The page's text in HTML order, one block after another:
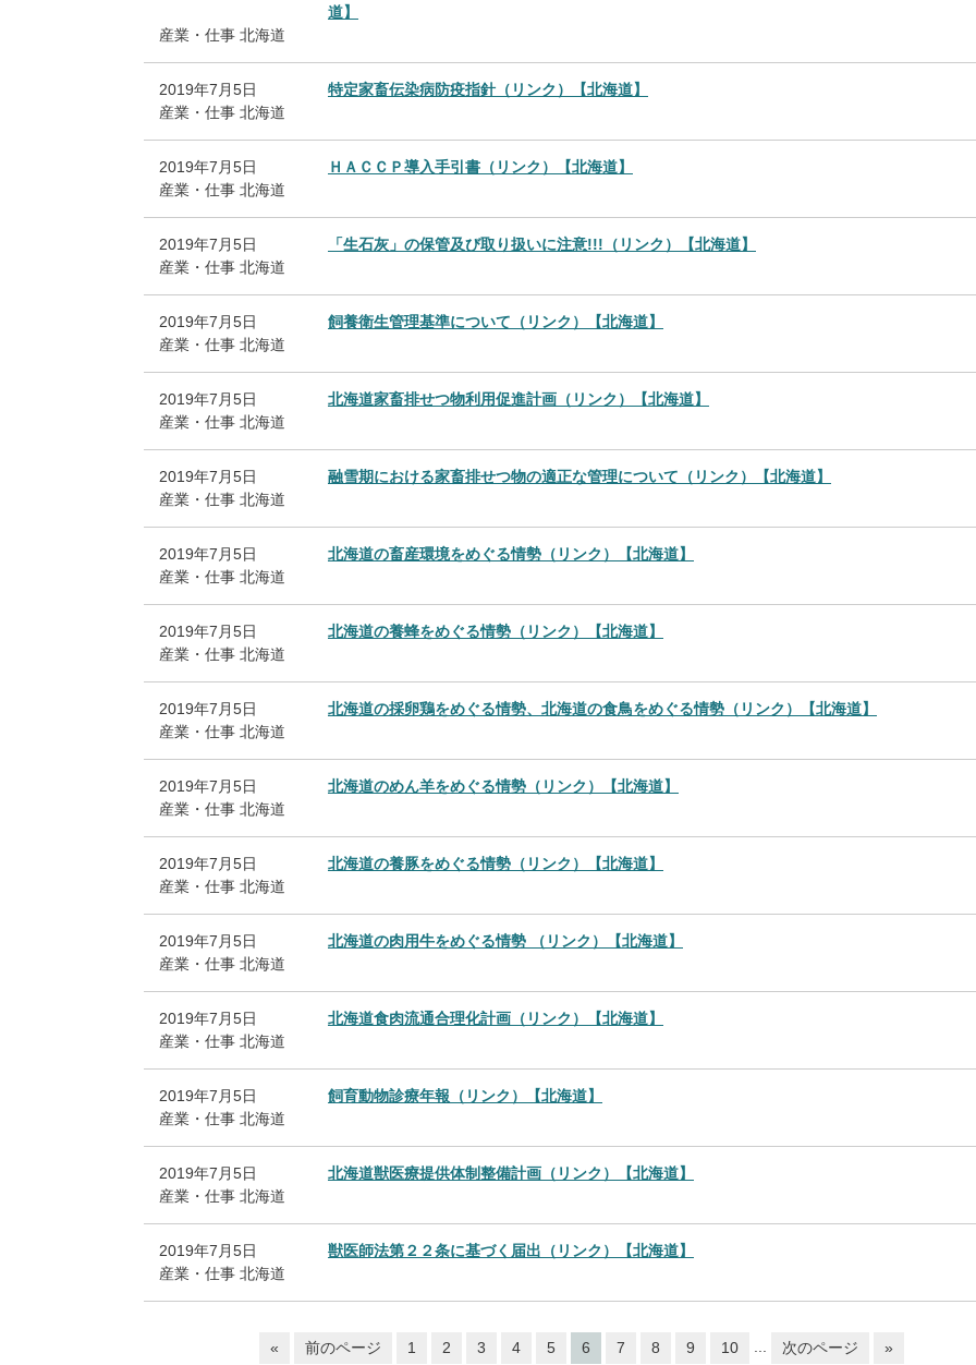
道】
産業・仕事 北海道
2019年7月5日
特定家畜伝染病防疫指針（リンク）【北海道】
産業・仕事 北海道
2019年7月5日
ＨＡＣＣＰ導入手引書（リンク）【北海道】
産業・仕事 北海道
2019年7月5日
「生石灰」の保管及び取り扱いに注意!!!（リンク）【北海道】
産業・仕事 北海道
2019年7月5日
飼養衛生管理基準について（リンク）【北海道】
産業・仕事 北海道
2019年7月5日
北海道家畜排せつ物利用促進計画（リンク）【北海道】
産業・仕事 北海道
2019年7月5日
融雪期における家畜排せつ物の適正な管理について（リンク）【北海道】
産業・仕事 北海道
2019年7月5日
北海道の畜産環境をめぐる情勢（リンク）【北海道】
産業・仕事 北海道
2019年7月5日
北海道の養蜂をめぐる情勢（リンク）【北海道】
産業・仕事 北海道
2019年7月5日
北海道の採卵鶏をめぐる情勢、北海道の食鳥をめぐる情勢（リンク）【北海道】
産業・仕事 北海道
2019年7月5日
北海道のめん羊をめぐる情勢（リンク）【北海道】
産業・仕事 北海道
2019年7月5日
北海道の養豚をめぐる情勢（リンク）【北海道】
産業・仕事 北海道
2019年7月5日
北海道の肉用牛をめぐる情勢 （リンク）【北海道】
産業・仕事 北海道
2019年7月5日
北海道食肉流通合理化計画（リンク）【北海道】
産業・仕事 北海道
2019年7月5日
飼育動物診療年報（リンク）【北海道】
産業・仕事 北海道
2019年7月5日
北海道獣医療提供体制整備計画（リンク）【北海道】
産業・仕事 北海道
2019年7月5日
獣医師法第２２条に基づく届出（リンク）【北海道】
産業・仕事 北海道
« 前のページ 1 2 3 4 5 6 7 8 9 10 ... 次のページ »